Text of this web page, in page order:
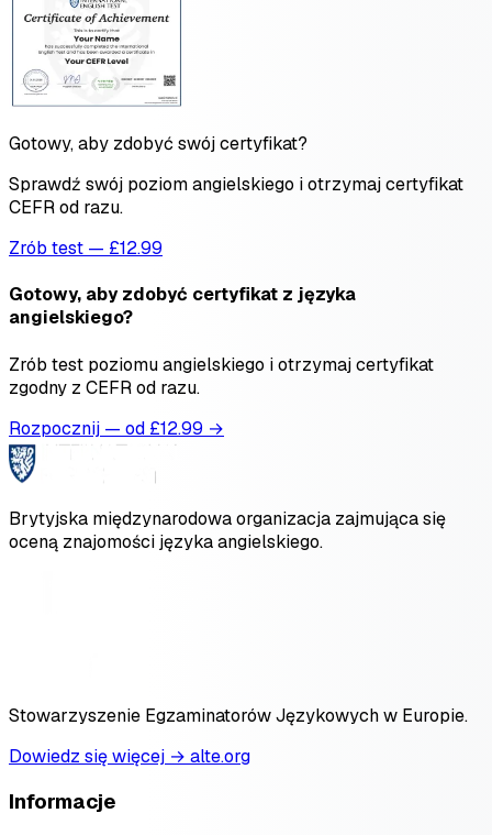
Gotowy, aby zdobyć swój certyfikat?
Sprawdź swój poziom angielskiego i otrzymaj certyfikat
CEFR od razu.
Zrób test — £12.99
Gotowy, aby zdobyć certyfikat z języka
angielskiego?
Zrób test poziomu angielskiego i otrzymaj certyfikat
zgodny z CEFR od razu.
Rozpocznij — od £12.99 →
Brytyjska międzynarodowa organizacja zajmująca się
oceną znajomości języka angielskiego.
Stowarzyszenie Egzaminatorów Językowych w Europie.
Dowiedz się więcej → alte.org
Informacje